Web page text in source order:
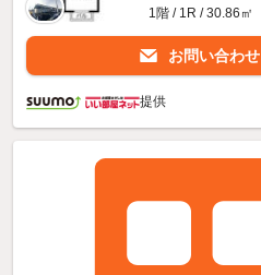
1階 / 1R / 30.86㎡
お問い合わせ
提供